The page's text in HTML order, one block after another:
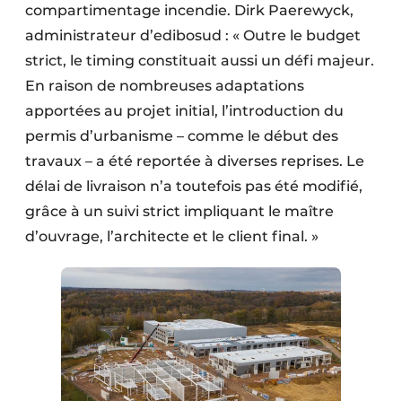
compartimentage incendie. Dirk Paerewyck,
administrateur d’edibosud : « Outre le budget
strict, le timing constituait aussi un défi majeur.
En raison de nombreuses adaptations
apportées au projet initial, l’introduction du
permis d’urbanisme – comme le début des
travaux – a été reportée à diverses reprises. Le
délai de livraison n’a toutefois pas été modifié,
grâce à un suivi strict impliquant le maître
d’ouvrage, l’architecte et le client final. »